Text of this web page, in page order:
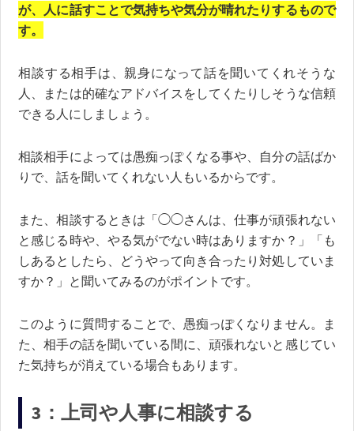
が、人に話すことで気持ちや気分が晴れたりするもので
す。
相談する相手は、親身になって話を聞いてくれそうな
人、または的確なアドバイスをしてくたりしそうな信頼
できる人にしましょう。
相談相手によっては愚痴っぽくなる事や、自分の話ばか
りで、話を聞いてくれない人もいるからです。
また、相談するときは「◯◯さんは、仕事が頑張れない
と感じる時や、やる気がでない時はありますか？」「も
しあるとしたら、どうやって向き合ったり対処していま
すか？」と聞いてみるのがポイントです。
このように質問することで、愚痴っぽくなりません。ま
た、相手の話を聞いている間に、頑張れないと感じてい
た気持ちが消えている場合もあります。
3：上司や人事に相談する